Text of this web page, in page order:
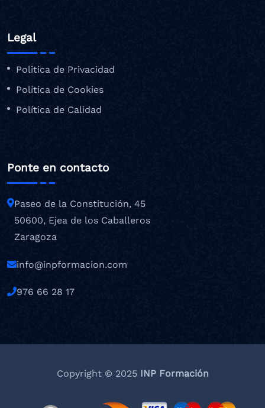
Legal
Politica de Privacidad
Política de Cookies
Política de Calidad
Ponte en contacto
Paseo de la Constitución, 45
50600, Ejea de los Caballeros
Zaragoza
info@inpformacion.com
976 66 28 17
Copyright © 2025INP Formación